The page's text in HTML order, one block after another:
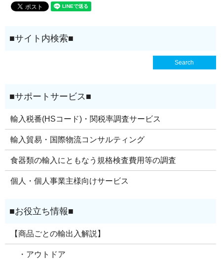
輸入税番(HSコード)・関税率調査サービス
輸入貿易・国際物流コンサルティング
食器類の輸入にともなう規格検査費用等の調査
個人・個人事業主様向けサービス
【商品ごとの輸出入解説】
・アウトドア